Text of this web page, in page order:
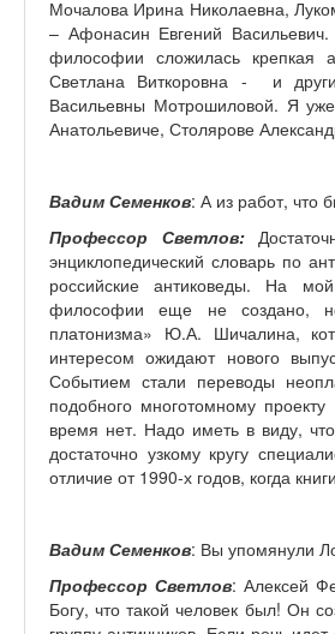
Мочалова Ирина Николаевна,
– Афонасин Евгений
философии сложилась крепкая
Светлана Виткоровна - и
Васильевны Мотрошиловой. Я
Анатольевиче, Столярове
Вадим Семенков: А из работ, что
Профессор Светлов:
энциклопедический словарь по
российские антиковеды. На
философии еще не создано,
платонизма» Ю.А. Шичалина,
интересом ожидают нового
Событием стали переводы
подобного многотомному
время нет. Надо иметь в виду,
достаточно узкому кругу
отличие от 1990-х годов, когда
Вадим Семенков: Вы упомянули
Профессор Светлов: Алексей
Богу, что такой человек был! Он